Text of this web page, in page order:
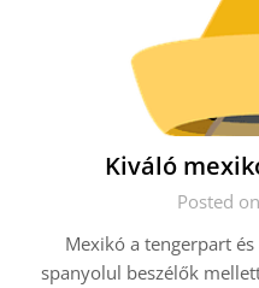
Kiváló
Posted
Mexikó a tengerpart
spanyolul beszélők